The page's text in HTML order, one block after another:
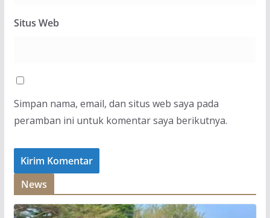
Situs Web
Simpan nama, email, dan situs web saya pada
peramban ini untuk komentar saya berikutnya.
News